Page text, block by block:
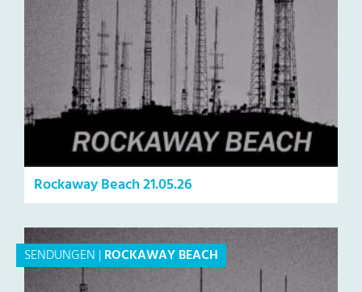
Rockaway Beach 21.05.26
SENDUNGEN |ROCKAWAY BEACH